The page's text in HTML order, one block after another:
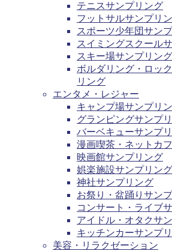
テニスサンプリング
フットサルサンプリ
スポーツ少年団サン
スイミングスクール
スキー場サンプリング
ボルダリング・ロッ
リング
エンタメ・レジャー
キャンプ場サンプリ
グランピングサンプ
バーベキューサンプ
漫画喫茶・ネットカ
映画館サンプリング
娯楽施設サンプリング
神社サンプリング
お祭り・盆踊りサン
コンサート・ライブ
アイドル・オタクサ
キッチンカーサンプ
美容・リラクゼーション